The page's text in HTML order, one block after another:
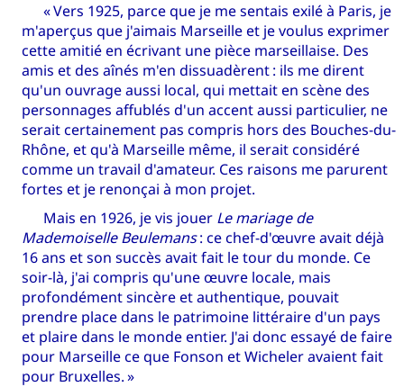
« Vers 1925, parce que je me sentais exilé à Paris, je
m'aperçus que j'aimais Marseille et je voulus exprimer
cette amitié en écrivant une pièce marseillaise. Des
amis et des aînés m'en dissuadèrent : ils me dirent
qu'un ouvrage aussi local, qui mettait en scène des
personnages affublés d'un accent aussi particulier, ne
serait certainement pas compris hors des Bouches-du-
Rhône, et qu'à Marseille même, il serait considéré
comme un travail d'amateur. Ces raisons me parurent
fortes et je renonçai à mon projet.
Mais en 1926, je vis jouer Le mariage de
Mademoiselle Beulemans: ce chef-d'œuvre avait déjà
16 ans et son succès avait fait le tour du monde. Ce
soir-là, j'ai compris qu'une œuvre locale, mais
profondément sincère et authentique, pouvait
prendre place dans le patrimoine littéraire d'un pays
et plaire dans le monde entier. J'ai donc essayé de faire
pour Marseille ce que Fonson et Wicheler avaient fait
pour Bruxelles. »